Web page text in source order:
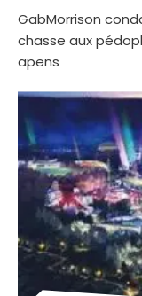
GabMorrison
chasse aux
apens